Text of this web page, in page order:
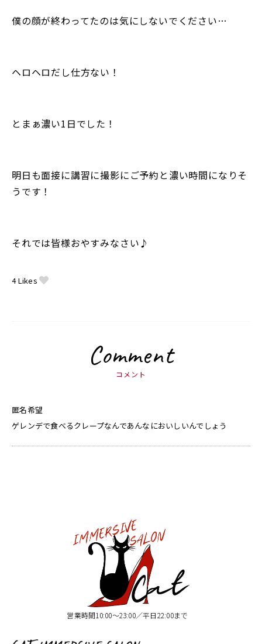
僕の顔が終わってたのは気にしないでください…
ヘロヘロだし仕方ない！
とまぁ濃い1日でした！
明日も面接に講習に撮影にご予約と濃い時間になりそ
うです！
それでは皆様おやすみなさい♪
4Likes
Comment
コメント
匿名希望
ゲレンデで食べるクレープなんであんなにおいしいんでしょう
営業時間10:00〜23:00／平日22:00まで